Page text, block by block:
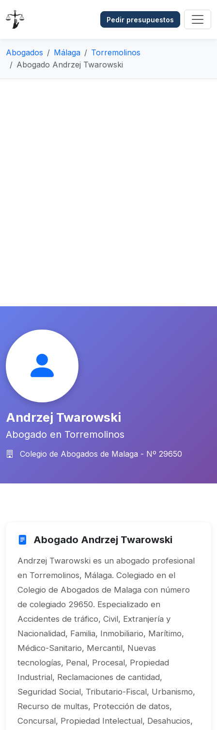
Pedir presupuestos
Abogados Málaga
Torremolinos
Abogado Andrzej Twarowski
Andrzej Twarowski
Abogado en Torremolinos
Colegio de Abogados de Malaga - Nº 29650
Abogado Andrzej Twarowski
Andrzej Twarowski es un abogado profesional
en Torremolinos, Málaga. Colegiado en el
Colegio de Abogados de Malaga con número
de colegiado 29650. Especializado en
Accidentes de tráfico, Civil, Extranjería y
Nacionalidad, Familia, Inmobiliario, Marítimo,
Médico-Sanitario, Mercantil, Nuevas
tecnologías, Penal, Procesal, Propiedad
Industrial, Reclamaciones de cantidad,
Seguridad Social, Tributario-Fiscal, Urbanismo,
Recurso de multas, Protección de datos,
Concursal, Propiedad Intelectual, Desahucios,